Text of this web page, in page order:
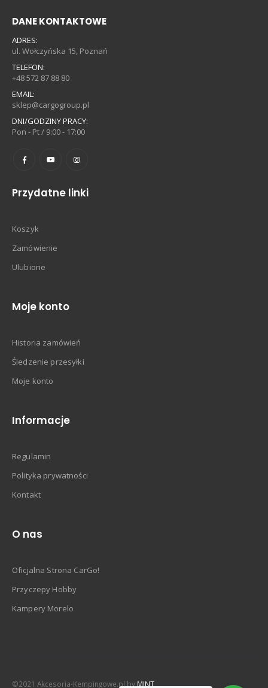
DANE KONTAKTOWE
ADRES:
ul. Wołczyńska 15, Poznań
TELEFON:
+48 572 87 88 80
EMAIL:
sklep@cargogroup.pl
DNI/GODZINY PRACY:
Pon - Pt / 9:00 - 17:00
Przydatne linki
Koszyk
Zamówienie
Ulubione
Moje konto
Historia zamówień
Śledzenie przesyłki
Moje konto
Informacje
Regulamin
Polityka prywatności
Kontakt
O nas
Oficjalna Strona CarGo!
Przyczepy Hobby
Kampery Morelo
©2021 Akcesoria-Kempingowe.pl byMINT